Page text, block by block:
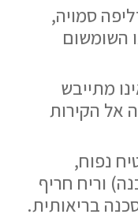
סמויה,
השומשום
מתייבש
אל הקירות
נפוח,
וריח חריף
בריאותית.